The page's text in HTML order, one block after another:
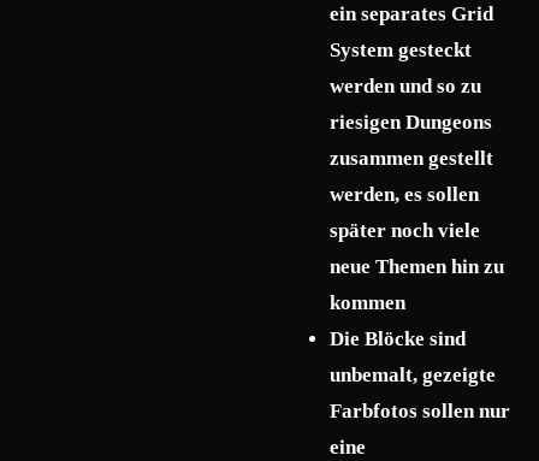
ein separates Grid
System gesteckt
werden und so zu
riesigen Dungeons
zusammen gestellt
werden, es sollen
später noch viele
neue Themen hin zu
kommen
Die Blöcke sind
unbemalt, gezeigte
Farbfotos sollen nur
eine